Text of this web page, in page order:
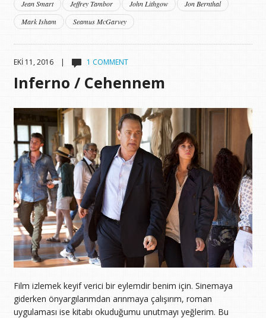
Jean Smart
Jeffrey Tambor John Lithgow
Jon Bernthal
Mark Isham
Seamus McGarvey
EKI 11, 2016 | 1 COMMENT
Inferno / Cehennem
Film izlemek keyif verici bir eylemdir benim için. Sinemaya
giderken önyargılarımdan arınmaya çalışırım, roman
uygulaması ise kitabı okuduğumu unutmayı yeğlerim. Bu